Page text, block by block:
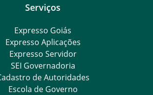
Serviços
Expresso Goiás
Expresso Aplicações
Expresso Servidor
SEI Governadoria
de Autoridades
Escola de Governo